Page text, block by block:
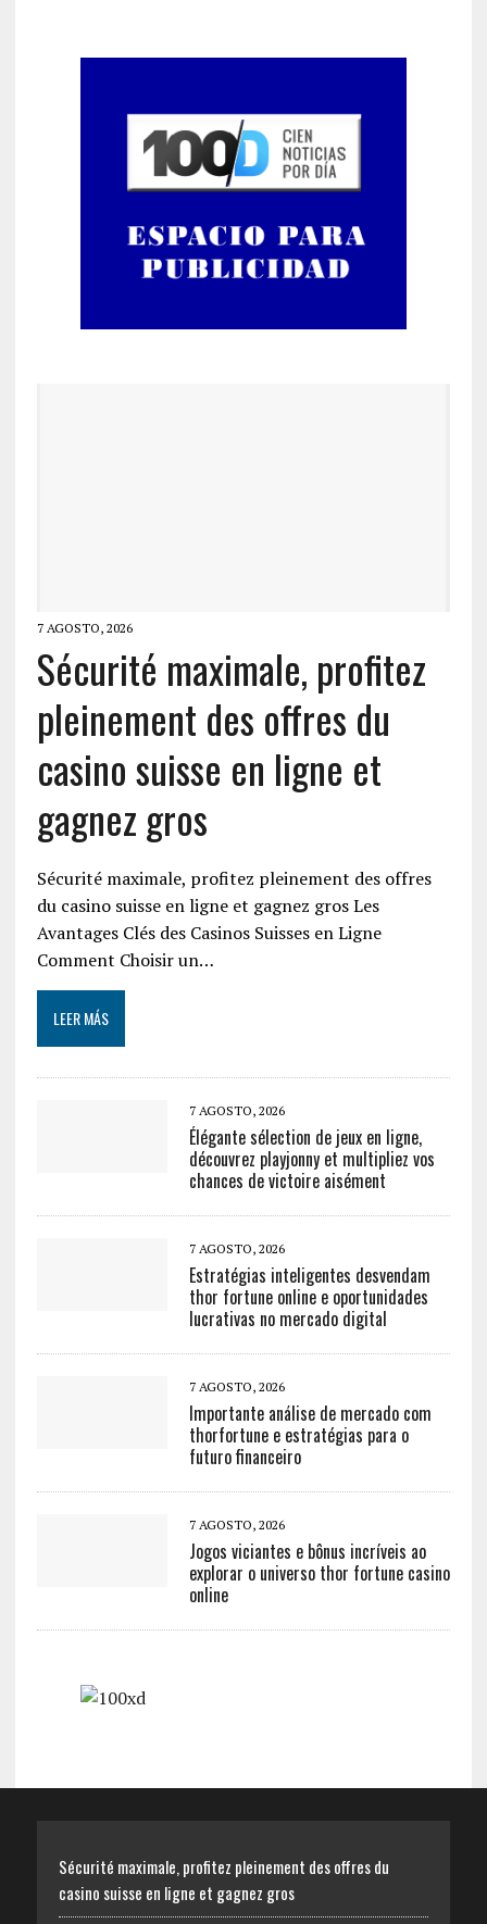
7 AGOSTO, 2026
Sécurité maximale, profitez
pleinement des offres du
casino suisse en ligne et
gagnez gros
Sécurité maximale, profitez pleinement des offres
du casino suisse en ligne et gagnez gros Les
Avantages Clés des Casinos Suisses en Ligne
Comment Choisir un…
LEER MÁS
7 AGOSTO, 2026
Élégante sélection de jeux en ligne,
découvrez playjonny et multipliez vos
chances de victoire aisément
7 AGOSTO, 2026
Estratégias inteligentes desvendam
thor fortune online e oportunidades
lucrativas no mercado digital
7 AGOSTO, 2026
Importante análise de mercado com
thorfortune e estratégias para o
futuro financeiro
7 AGOSTO, 2026
Jogos viciantes e bônus incríveis ao
explorar o universo thor fortune casino
online
Sécurité maximale, profitez pleinement des offres du
casino suisse en ligne et gagnez gros